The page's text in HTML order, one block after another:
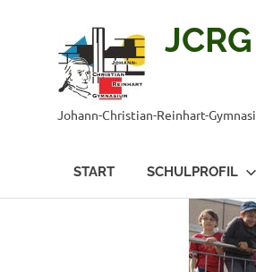
JCRG
Johann-Christian-Reinhart-
START SCHULPROFIL